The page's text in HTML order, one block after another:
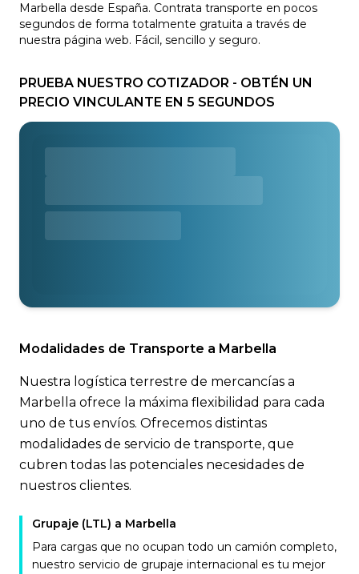
Marbella desde España. Contrata transporte en pocos
segundos de forma totalmente gratuita a través de
nuestra página web. Fácil, sencillo y seguro.
PRUEBA NUESTRO COTIZADOR - OBTÉN UN
PRECIO VINCULANTE EN 5 SEGUNDOS
Modalidades de Transporte a Marbella
Nuestra logística terrestre de mercancías a
Marbella ofrece la máxima flexibilidad para cada
uno de tus envíos. Ofrecemos distintas
modalidades de servicio de transporte, que
cubren todas las potenciales necesidades de
nuestros clientes.
Grupaje (LTL) a Marbella
Para cargas que no ocupan todo un camión completo,
nuestro servicio de grupaje internacional es tu mejor